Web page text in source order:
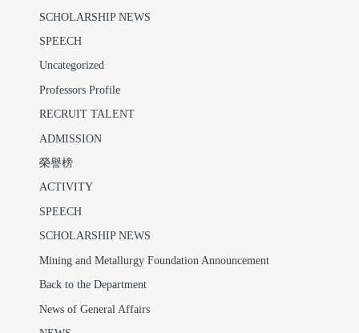
SCHOLARSHIP NEWS
SPEECH
Uncategorized
Professors Profile
RECRUIT TALENT
ADMISSION
榮譽榜
ACTIVITY
SPEECH
SCHOLARSHIP NEWS
Mining and Metallurgy Foundation Announcement
Back to the Department
News of General Affairs